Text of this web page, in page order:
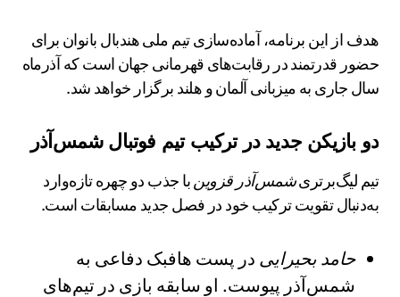
هدف از این برنامه، آماده‌سازی تیم ملی هندبال بانوان برای
حضور قدرتمند در رقابت‌های قهرمانی جهان است که آذرماه
سال جاری به میزبانی آلمان و هلند برگزار خواهد شد.
دو بازیکن جدید در ترکیب تیم فوتبال شمس‌آذر
تیم لیگ‌برتریشمس‌آذر قزوینبا جذب دو چهره تازه‌وارد
به‌دنبال تقویت ترکیب خود در فصل جدید مسابقات است.
حامد بحیرایی در پست هافبک دفاعی به
شمس‌آذر پیوست. او سابقه بازی در تیم‌های